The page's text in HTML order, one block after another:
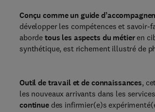
Conçu comme un guide
développer les compétences et savoir-
abordetous les aspects du métier en
synthétique, est richement illustré de
Outil de travail et de connaissances,
les nouveaux arrivants dans les
continuedes infirmier(e)s